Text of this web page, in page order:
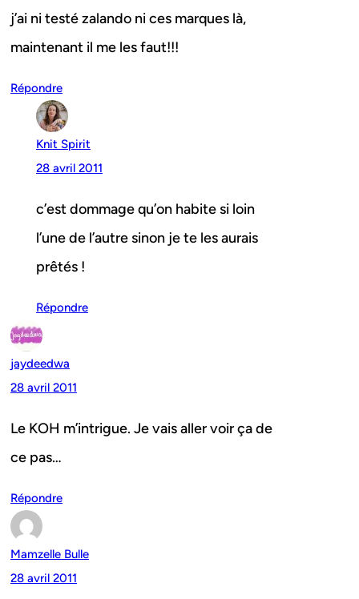
j’ai ni testé zalando ni ces marques là,
maintenant il me les faut!!!
Répondre
Knit Spirit
28 avril 2011
c’est dommage qu’on habite si loin
l’une de l’autre sinon je te les aurais
prêtés !
Répondre
jaydeedwa
28 avril 2011
Le KOH m’intrigue. Je vais aller voir ça de
ce pas…
Répondre
Mamzelle Bulle
28 avril 2011